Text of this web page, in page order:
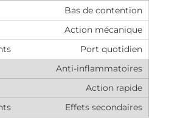
Bas de contention
Action mécanique
Port quotidien
Anti-inflammatoires
Action rapide
Effets secondaires